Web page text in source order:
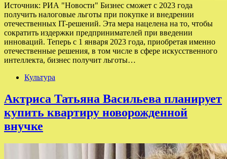
Источник: РИА "Новости" Бизнес сможет с 2023 года
получить налоговые льготы при покупке и внедрении
отечественных IT-решений. Эта мера нацелена на то, чтобы
сократить издержки предпринимателей при введении
инноваций. Теперь с 1 января 2023 года, приобретая именно
отечественные решения, в том числе в сфере искусственного
интеллекта, бизнес получит льготы…
Культура
Актриса Татьяна Васильева планирует
купить квартиру новорожденной
внучке